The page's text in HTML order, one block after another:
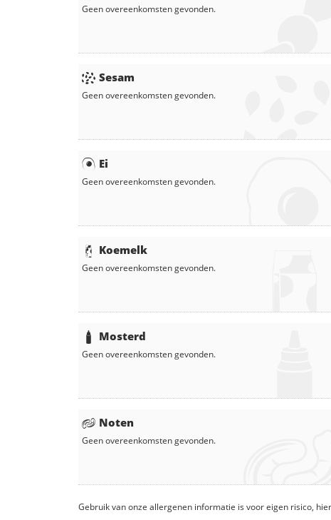
Geen overeenkomsten gevonden.
Sesam
Geen overeenkomsten gevonden.
Ei
Geen overeenkomsten gevonden.
Koemelk
Geen overeenkomsten gevonden.
Mosterd
Geen overeenkomsten gevonden.
Noten
Geen overeenkomsten gevonden.
Gebruik van onze allergenen informatie is voor eigen risico,